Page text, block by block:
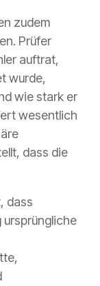
zudem
Prüfer
auftrat,
wurde,
wie stark er
wesentlich
dass die
dass